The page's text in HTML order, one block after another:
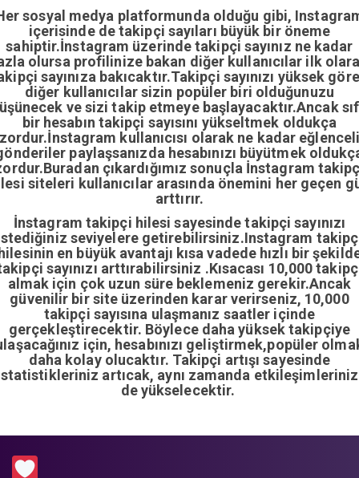
sosyal medya platformunda olduğu gibi,
içerisinde de takipçi sayıları büyük bir öneme
sahiptir.İnstagram üzerinde takipçi sayınız ne kadar
olursa profilinize bakan diğer kullanıcılar ilk
sayınıza bakıcaktır.Takipçi sayınızı yüksek
diğer kullanıcılar sizin popüler biri olduğunuzu
ve sizi takip etmeye başlayacaktır.Ancak
bir hesabın takipçi sayısını yükseltmek oldukça
kullanıcısı olarak ne kadar
paylaşsanızda hesabınızı büyütmek
çıkardığımız sonuçla İnstagram
siteleri kullanıcılar arasında önemini her geçen
arttırır.
İnstagram takipçi hilesi sayesinde takipçi sayınızı
seviyelere getirebilirsiniz.Instagram
en büyük avantajı kısa vadede hızlı bir
sayınızı arttırabilirsiniz .Kısacası 10,000
almak için çok uzun süre beklemeniz gerekir.Ancak
güvenilir bir site üzerinden karar verirseniz, 10,000
takipçi sayısına ulaşmanız saatler içinde
gerçekleştirecektir. Böylece daha yüksek takipçiye
için, hesabınızı geliştirmek,popüler
daha kolay olucaktır. Takipçi artışı sayesinde
artıcak, aynı zamanda
de yükselecektir.